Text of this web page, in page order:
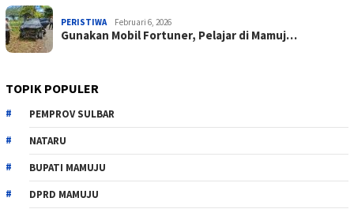
PERISTIWA Februari 6, 2026
Gunakan Mobil Fortuner, Pelajar di Mamuj…
TOPIK POPULER
PEMPROV SULBAR
NATARU
BUPATI MAMUJU
DPRD MAMUJU